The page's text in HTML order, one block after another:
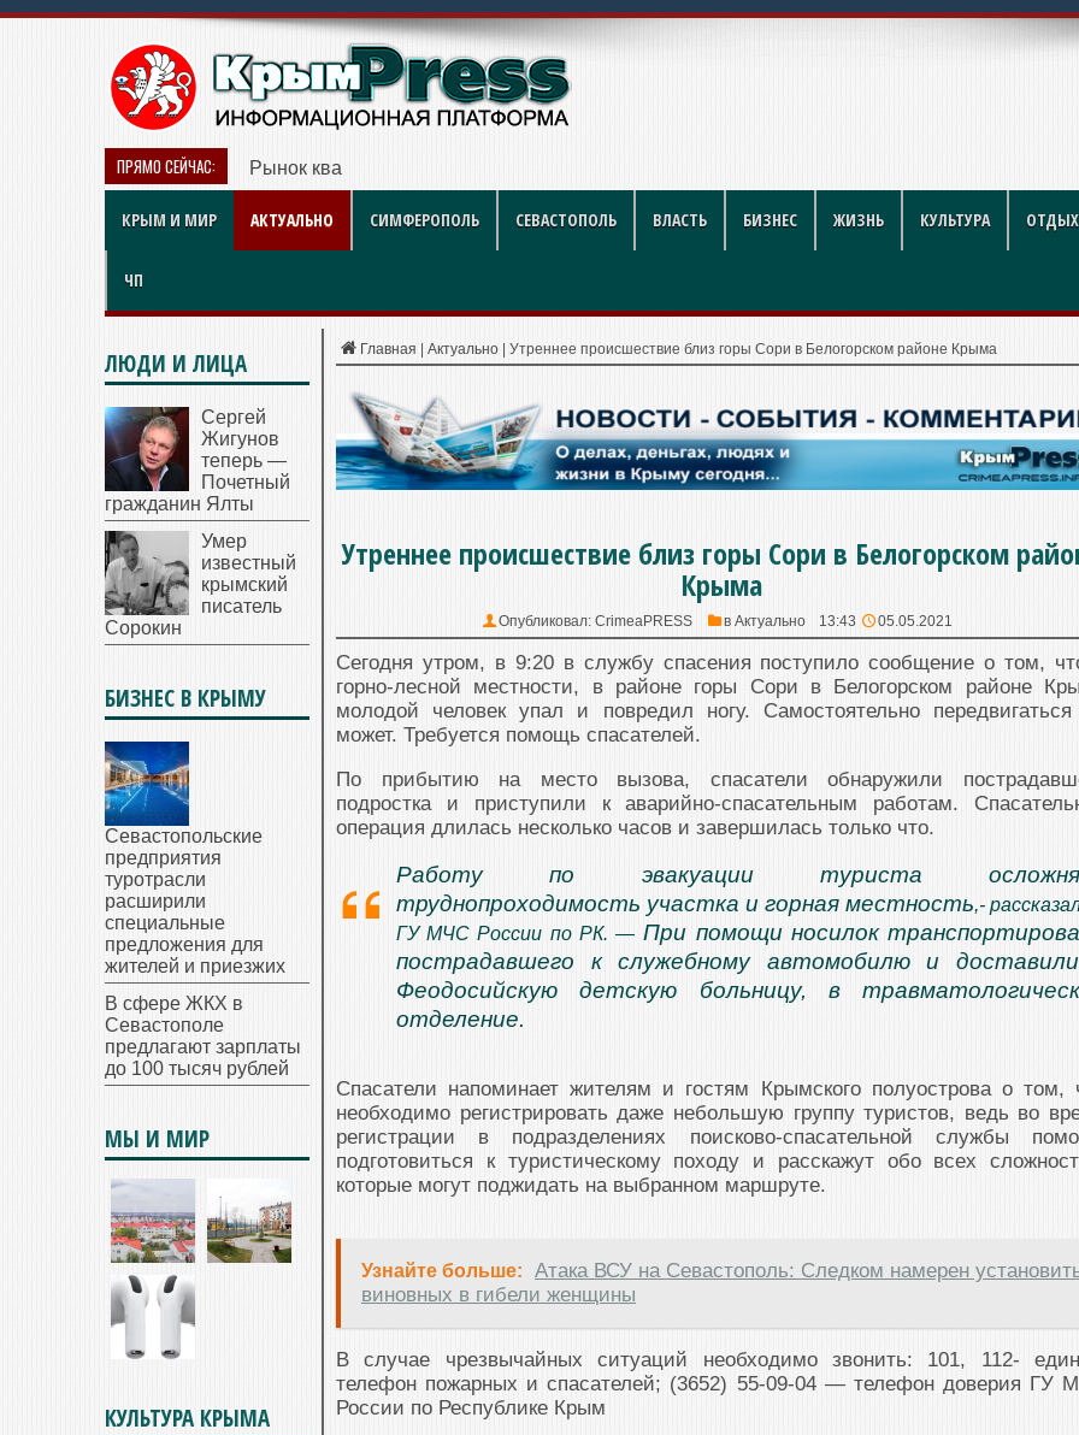
ПРЯМО СЕЙЧАС: Рынок квартир Энгельса в 2026 году: полный гид для покуп
КРЫМ И МИР АКТУАЛЬНО СИМФЕРОПОЛЬ СЕВАСТОПОЛЬ ВЛАСТЬ БИЗНЕС ЖИЗНЬ КУЛЬТУРА
ЧП
Главная Актуально Утреннее происшествие близ горы Сори в Белогорском районе Крыма
Утреннее происшествие близ горы Сори в Белогорском
Крыма
Опубликовал: CrimeaPRESS в Актуально 13:43 05.05.2021
Сегодня утром, в 9:20 в службу спасения поступило сообщение о том,
горно-лесной местности, в районе горы Сори в Белогорском районе
молодой человек упал и повредил ногу. Самостоятельно
может. Требуется помощь спасателей.
По прибытию на место вызова, спасатели обнаружили
подростка и приступили к аварийно-спасательным работам.
операция длилась несколько часов и завершилась только что.
Работу по эвакуации туриста
труднопроходимость участка и горная местность,-
ГУ МЧС России по РК. — При помощи носилок
пострадавшего к служебному автомобилю и
Феодосийскую детскую больницу, в
отделение.
Спасатели напоминает жителям и гостям Крымского полуострова о том,
необходимо регистрировать даже небольшую группу туристов, ведь во
регистрации в подразделениях поисково-спасательной службы
подготовиться к туристическому походу и расскажут обо всех
которые могут поджидать на выбранном маршруте.
Узнайте больше:
Атака ВСУ на Севастополь: Следком намерен
виновных в гибели женщины
В случае чрезвычайных ситуаций необходимо звонить: 101, 112-
телефон пожарных и спасателей; (3652) 55-09-04 — телефон доверия ГУ
России по Республике Крым
ЛЮДИ И ЛИЦА
Сергей
Жигунов
теперь —
Почетный
гражданин Ялты
Умер
известный
крымский
писатель
Сорокин
БИЗНЕС В КРЫМУ
Севастопольские
предприятия
туротрасли
расширили
специальные
предложения для
жителей и приезжих
В сфере ЖКХ в
Севастополе
предлагают зарплаты
до 100 тысяч рублей
МЫ И МИР
КУЛЬТУРА КРЫМА